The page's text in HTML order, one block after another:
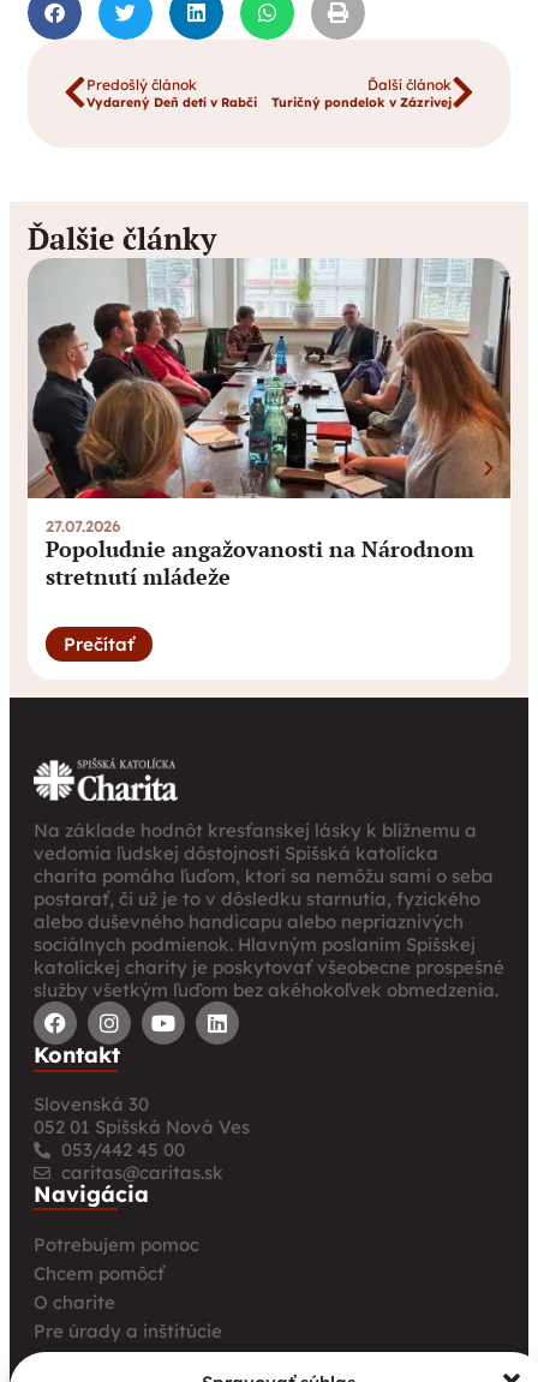
Predošlý článok
Vydarený Deň detí v Rabči
Ďalší článok
Turičný pondelok v Zázrivej
Ďalšie články
27.07.2026
Popoludnie angažovanosti na Národnom
stretnutí mládeže
Prečítať
Na základe hodnôt kresťanskej lásky k blížnemu a
vedomia ľudskej dôstojnosti Spišská katolícka
charita pomáha ľuďom, ktorí sa nemôžu sami o seba
postarať, či už je to v dôsledku starnutia, fyzického
alebo duševného handicapu alebo nepriaznivých
sociálnych podmienok. Hlavným poslaním Spišskej
katolíckej charity je poskytovať všeobecne prospešné
služby všetkým ľuďom bez akéhokoľvek obmedzenia.
Kontakt
Slovenská 30
052 01 Spišská Nová Ves
053/442 45 00
caritas@caritas.sk
Navigácia
Potrebujem pomoc
Chcem pomôcť
O charite
Pre úrady a inštitúcie
Farské charity